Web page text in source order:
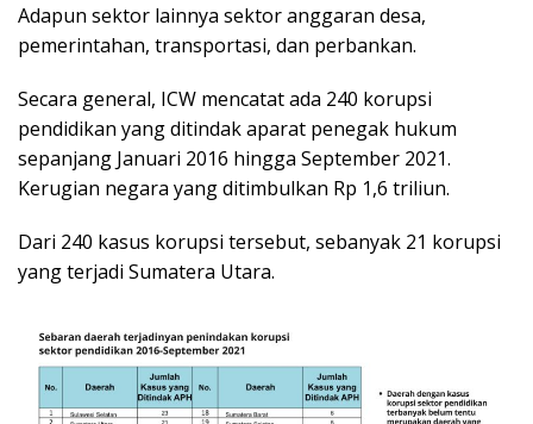
Adapun sektor lainnya sektor anggaran desa,
pemerintahan, transportasi, dan perbankan.
Secara general, ICW mencatat ada 240 korupsi
pendidikan yang ditindak aparat penegak hukum
sepanjang Januari 2016 hingga September 2021.
Kerugian negara yang ditimbulkan Rp 1,6 triliun.
Dari 240 kasus korupsi tersebut, sebanyak 21 korupsi
yang terjadi Sumatera Utara.